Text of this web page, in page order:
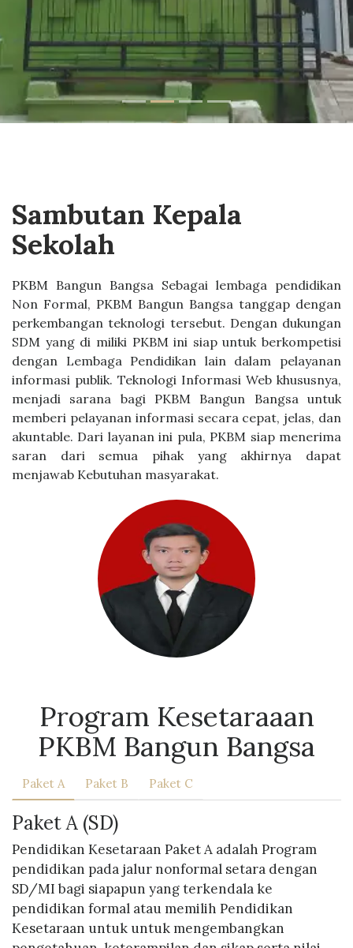
Sambutan Kepala
Sekolah
PKBM Bangun Bangsa Sebagai lembaga pendidikan
Non Formal, PKBM Bangun Bangsa tanggap dengan
perkembangan teknologi tersebut. Dengan dukungan
SDM yang di miliki PKBM ini siap untuk berkompetisi
dengan Lembaga Pendidikan lain dalam pelayanan
informasi publik. Teknologi Informasi Web khususnya,
menjadi sarana bagi PKBM Bangun Bangsa untuk
memberi pelayanan informasi secara cepat, jelas, dan
akuntable. Dari layanan ini pula, PKBM siap menerima
saran dari semua pihak yang akhirnya dapat
menjawab Kebutuhan masyarakat.
Program Kesetaraaan
PKBM Bangun Bangsa
Paket A Paket B Paket C
Paket A (SD)
Pendidikan Kesetaraan Paket A adalah Program
pendidikan pada jalur nonformal setara dengan
SD/MI bagi siapapun yang terkendala ke
pendidikan formal atau memilih Pendidikan
Kesetaraan untuk untuk mengembangkan